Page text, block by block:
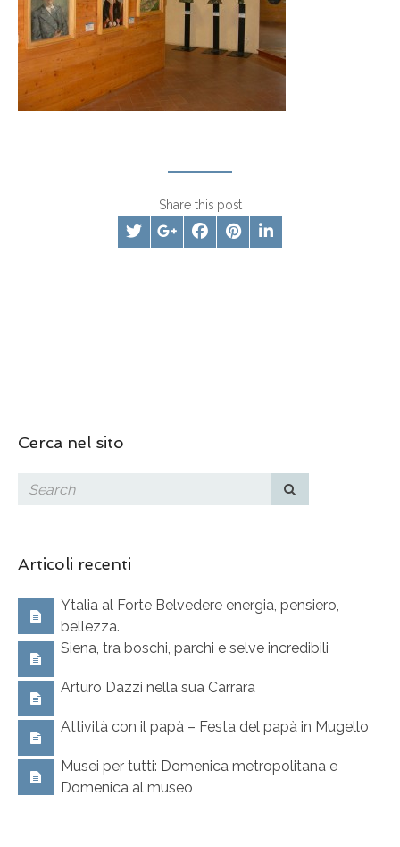
Share this post
Cerca nel sito
Articoli recenti
Ytalia al Forte Belvedere energia, pensiero,
bellezza.
Siena, tra boschi, parchi e selve incredibili
Arturo Dazzi nella sua Carrara
Attività con il papà – Festa del papà in Mugello
Musei per tutti: Domenica metropolitana e
Domenica al museo